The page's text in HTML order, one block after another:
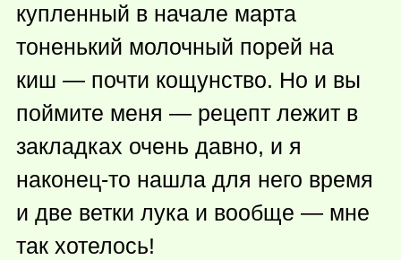
купленный в начале марта
тоненький молочный порей на
киш — почти кощунство. Но и вы
поймите меня — рецепт лежит в
закладках очень давно, и я
наконец-то нашла для него время
и две ветки лука и вообще — мне
так хотелось!